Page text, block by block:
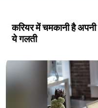
करियर में चमकानी है
ये गलती